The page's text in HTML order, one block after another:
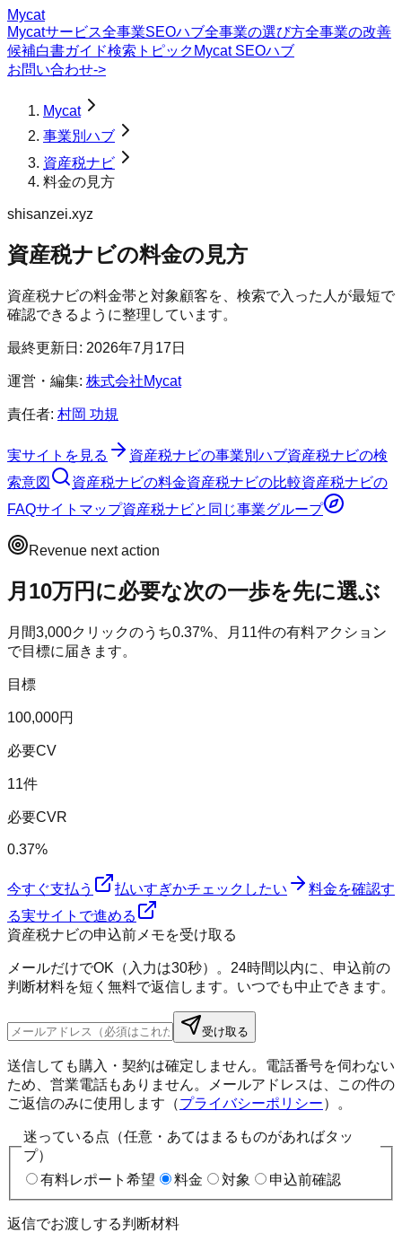
Mycat
Mycatサービス全事業SEOハブ全事業の選び方全事業の改善
候補白書ガイド検索トピック Mycat SEOハブ
お問い合わせ->
Mycat
事業別ハブ
資産税ナビ
料金の見方
shisanzei.xyz
資産税ナビの料金の見方
資産税ナビの料金帯と対象顧客を、検索で入った人が最短で
確認できるように整理しています。
最終更新日: 2026年7月17日
運営・編集: 株式会社Mycat
責任者: 村岡 功規
実サイトを見る 資産税ナビの事業別ハブ資産税ナビの検
索意図
資産税ナビの料金資産税ナビの比較資産税ナビの
FAQサイトマップ資産税ナビと同じ事業グループ
Revenue next action
月10万円に必要な次の一歩を先に選ぶ
月間3,000クリックのうち0.37%、月 11件の有料アクション
で目標に届きます。
目標
100,000円
必要CV
11件
必要CVR
0.37%
今すぐ支払う 払いすぎかチェックしたい
料金を確認す
る実サイトで進める
資産税ナビの申込前メモを受け取る
メールだけでOK（入力は30秒）。24時間以内に、申込前の
判断材料を短く無料で返信します。いつでも中止できます。
受け取る
送信しても購入・契約は確定しません。電話番号を伺わない
ため、営業電話もありません。メールアドレスは、この件の
ご返信のみに使用します（プライバシーポリシー）。
迷っている点（任意・あてはまるものがあればタッ
プ）
有料レポート希望
料金 対象 申込前確認
返信でお渡しする判断材料